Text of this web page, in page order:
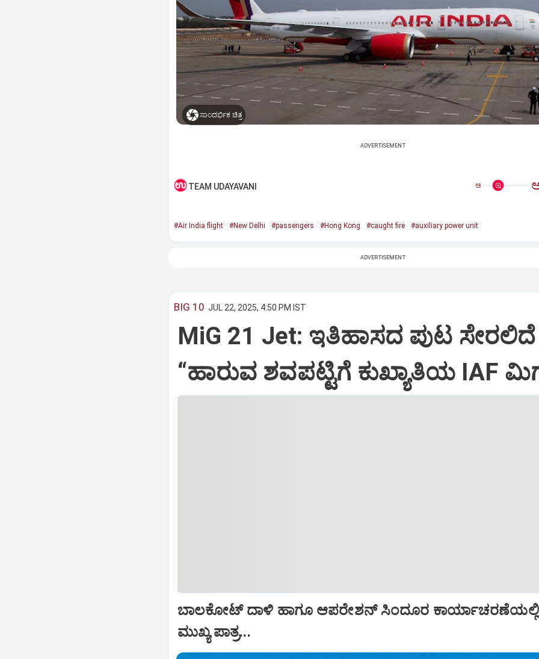
ಸಾಂದರ್ಭಿಕ ಚಿತ್ರ
ADVERTISEMENT
TEAM UDAYAVANI ಅ
#Air India flight #New Delhi #passengers #Hong Kong #caught fire #auxiliary power unit
ADVERTISEMENT
BIG 10 JUL 22, 2025, 4:50 PM IST
MiG 21 Jet: ಇತಿಹಾಸದ ಪುಟ ಸೇರಲಿದೆ
“ಹಾರುವ ಶವಪಟ್ಟಿಗೆ ಕುಖ್ಯಾತಿಯ IAF
ಬಾಲಕೋಟ್‌ ದಾಳಿ ಹಾಗೂ ಆಪರೇಶನ್‌ ಸಿಂದೂರ ಕಾರ್ಯಾಚರಣೆಯಲ್ಲಿ
ಮುಖ್ಯ ಪಾತ್ರ...